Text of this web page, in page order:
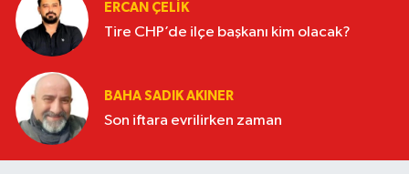
ERCAN ÇELIK
Tire CHP’de ilçe başkanı kim olacak?
BAHA SADIK AKINER
Son iftara evrilirken zaman